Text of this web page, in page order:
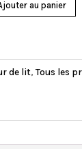
au panier
de lit,Tous les